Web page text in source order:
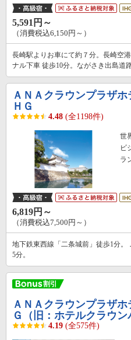
5,591円～
（消費税込6,150円～）
長崎駅よりお車にて約７分。長崎空
ナル下車 徒歩10分。ながさき出島道
ＡＮＡクラウンプラザ
ＨＧ
4.48 (全1198件)
世
ビ
ラ
6,819円～
（消費税込7,500円～）
地下鉄東西線「二条城前」徒歩1分。
5分。
ＡＮＡクラウンプラザ
Ｇ（旧：ホテルクラウン
4.19 (全575件)